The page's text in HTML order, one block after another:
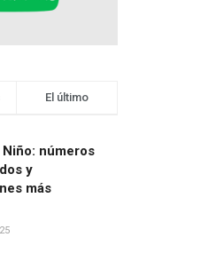
El último
números
y
más